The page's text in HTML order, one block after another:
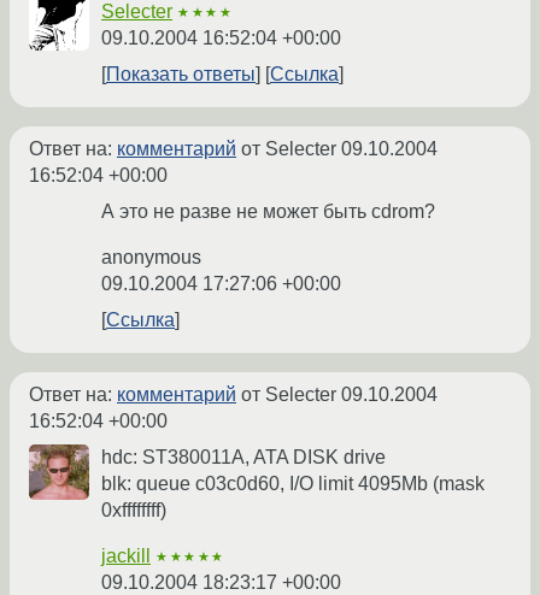
Selecter ★★★★
09.10.2004 16:52:04 +00:00
Показать ответы
Ссылка
Ответ на: комментарий от Selecter 09.10.2004
16:52:04 +00:00
А это не разве не может быть cdrom?
anonymous
09.10.2004 17:27:06 +00:00
Ссылка
Ответ на: комментарий от Selecter 09.10.2004
16:52:04 +00:00
hdc: ST380011A, ATA DISK drive
blk: queue c03c0d60, I/O limit 4095Mb (mask
0xffffffff)
jackill ★★★★★
09.10.2004 18:23:17 +00:00